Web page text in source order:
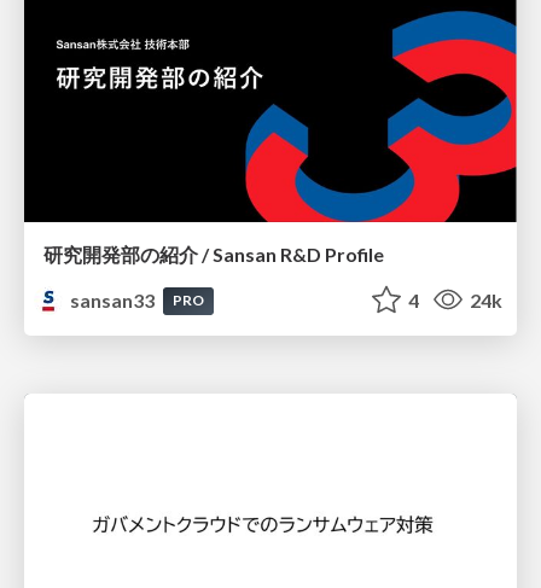
研究開発部の紹介 / Sansan R&D Profile
sansan33
PRO 4 24k